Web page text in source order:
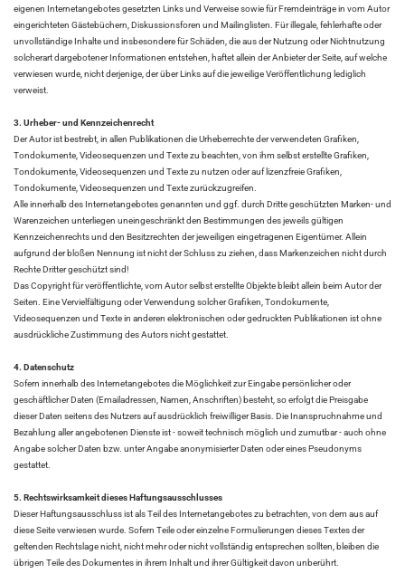
eigenen Internetangebotes gesetzten Links und Verweise sowie für Fremdeinträge in vom Autor
eingerichteten Gästebüchern, Diskussionsforen und Mailinglisten. Für illegale, fehlerhafte oder
unvollständige Inhalte und insbesondere für Schäden, die aus der Nutzung oder Nichtnutzung
solcherart dargebotener Informationen entstehen, haftet allein der Anbieter der Seite, auf welche
verwiesen wurde, nicht derjenige, der über Links auf die jeweilige Veröffentlichung lediglich
verweist.
3. Urheber- und Kennzeichenrecht
Der Autor ist bestrebt, in allen Publikationen die Urheberrechte der verwendeten Grafiken,
Tondokumente, Videosequenzen und Texte zu beachten, von ihm selbst erstellte Grafiken,
Tondokumente, Videosequenzen und Texte zu nutzen oder auf lizenzfreie Grafiken,
Tondokumente, Videosequenzen und Texte zurückzugreifen.
Alle innerhalb des Internetangebotes genannten und ggf. durch Dritte geschützten Marken- und
Warenzeichen unterliegen uneingeschränkt den Bestimmungen des jeweils gültigen
Kennzeichenrechts und den Besitzrechten der jeweiligen eingetragenen Eigentümer. Allein
aufgrund der bloßen Nennung ist nicht der Schluss zu ziehen, dass Markenzeichen nicht durch
Rechte Dritter geschützt sind!
Das Copyright für veröffentlichte, vom Autor selbst erstellte Objekte bleibt allein beim Autor der
Seiten. Eine Vervielfältigung oder Verwendung solcher Grafiken, Tondokumente,
Videosequenzen und Texte in anderen elektronischen oder gedruckten Publikationen ist ohne
ausdrückliche Zustimmung des Autors nicht gestattet.
4. Datenschutz
Sofern innerhalb des Internetangebotes die Möglichkeit zur Eingabe persönlicher oder
geschäftlicher Daten (Emailadressen, Namen, Anschriften) besteht, so erfolgt die Preisgabe
dieser Daten seitens des Nutzers auf ausdrücklich freiwilliger Basis. Die Inanspruchnahme und
Bezahlung aller angebotenen Dienste ist - soweit technisch möglich und zumutbar - auch ohne
Angabe solcher Daten bzw. unter Angabe anonymisierter Daten oder eines Pseudonyms
gestattet.
5. Rechtswirksamkeit dieses Haftungsausschlusses
Dieser Haftungsausschluss ist als Teil des Internetangebotes zu betrachten, von dem aus auf
diese Seite verwiesen wurde. Sofern Teile oder einzelne Formulierungen dieses Textes der
geltenden Rechtslage nicht, nicht mehr oder nicht vollständig entsprechen sollten, bleiben die
übrigen Teile des Dokumentes in ihrem Inhalt und ihrer Gültigkeit davon unberührt.